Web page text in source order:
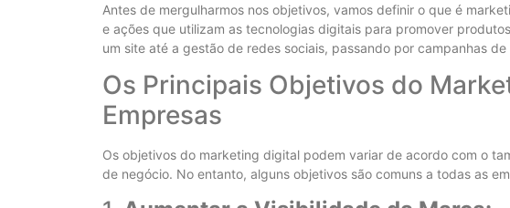
Antes de mergulharmos nos objetivos, vamos definir o que é
e ações que utilizam as tecnologias digitais para promover
um site até a gestão de redes sociais, passando por campanhas de
Os Principais Objetivos do
Empresas
Os objetivos do marketing digital podem variar de acordo com o
de negócio. No entanto, alguns objetivos são comuns a todas as